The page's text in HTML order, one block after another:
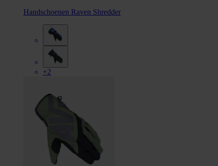
Handschoenen Raven Shredder
+2